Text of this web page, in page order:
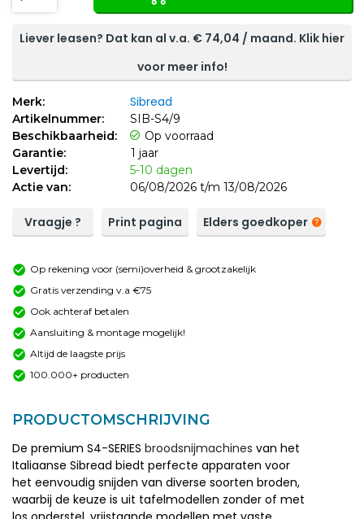
Liever leasen? Dat kan al v.a. € 74,04 / maand. Klik hier
voor meer info!
Merk: Sibread
Artikelnummer:
SIB-S4/9
Beschikbaarheid:
Op voorraad
Garantie:
1 jaar
Levertijd:
5-10 dagen
Actie van:
06/08/2026 t/m 13/08/2026
Vraagje ? Print pagina Elders goedkoper
Op rekening voor (semi)overheid & grootzakelijk
Gratis verzending v.a €75
Ook achteraf betalen
Aansluiting & montage mogelijk!
Altijd de laagste prijs
100.000+ producten
PRODUCTOMSCHRIJVING
De premium S4-SERIES broodsnijmachines van het
Italiaanse Sibread biedt perfecte apparaten voor
het eenvoudig snijden van diverse soorten broden,
waarbij de keuze is uit tafelmodellen zonder of met